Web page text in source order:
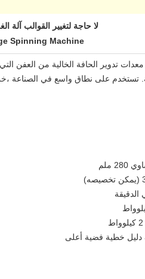
لا حاجة لتغيير القوالب آلة
Spinning Machine
تدوير الحافة الخالية من العفن
تستخدم على نطاق واسع في الصناعة
ملم
دليل خطية فضية أعلى